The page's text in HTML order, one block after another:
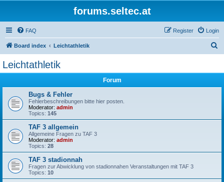
forums.seltec.at
FAQ Login
Register
Board index Leichtathletik
Leichtathletik
Forum
Bugs & Fehler
Fehlerbeschreibungen bitte hier posten.
Moderator: admin
Topics: 145
TAF 3 allgemein
Allgemeine Fragen zu TAF 3
Moderator: admin
Topics: 28
TAF 3 stadionnah
Fragen zur Abwicklung von stadionnahen Veranstaltungen mit TAF 3
Topics: 10